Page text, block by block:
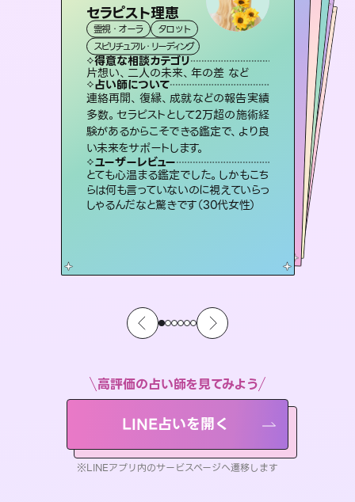
セラピスト理恵
霊視・オーラ
タロット
スピリチュアル・リーディング
得意な相談カテゴリ
片想い、二人の未来、年の差 など
占い師について
連絡再開、復縁、成就などの報告実績
多数。セラピストとして2万超の施術経
験があるからこそできる鑑定で、より良
い未来をサポートします。
ユーザーレビュー
とても心温まる鑑定でした。しかもこち
らは何も言っていないのに視えていらっ
しゃるんだなと驚きです（30代女性）
未来視師＊花
霊視・オーラ 心理学
スピリチュアル・リーディング
得意な相談カテゴリ
出逢い、片想い、復縁 など
占い師について
未来には何パターンもの選択肢があり
ます。不安で視えにくくなっているあな
たの素敵な未来を見つけ、その未来を
選択できるようアドバイスします。
ユーザーレビュー
職場の人の性質や人間関係、本心など
本当によく視えていてびっくり。対策が
打てて前向きになれます（40代）
桃源珠羽（とうげんみう）
霊視・オーラ
スピリチュアル・リーディング
得意な相談カテゴリ
片想い、あの人の気持ち、復縁 など
占い師について
恋愛のお悩みの中でも特に「曖昧な関
係」の相談を得意としており、友達以上
恋人未満なお相手との今後や本音を丁
寧に読み解き恋愛成就へと導きます。
ユーザーレビュー
鑑定していただいてアドバイス通りに行
動すると仲が復活してきました。ありが
とうございました（40代 女性）
彗望（すいぼう
霊視・オーラ
スピリチュアル・リーディング
得意な相談カテゴリ
片想い、あの人の気持ち、復縁 など
占い師について
3,700年以上の歴史を持つ東洋最古の占術「易占」で詳細まで占い、幸せへ向かう道筋を示します。厳しい結果にも具体的な対策をお伝えします。
ユーザーレビュー
複雑な背景もしっかり聞いて鑑定して
いただけました。気持ちが楽になりまし
た（50代 女性）
アイリス -iris-
西洋占星術
ルーン
得意な相談カテゴリ
恋愛総合、片想い、二人の未来 など
占い師について
復縁、恋愛、不倫の行方、同性愛や片
思い、仕事関係や借金問題まで知りた
いことや心の負担になっていることを
紐解き、背中をそっと押して導きます。
ユーザーレビュー
安心感のあり、言い切ってくれる所や濁
さない鑑定のおかげで、毎回自分の気
持ちを整えられます（30代 男性）
おう 霊感オラクル
霊視・オーラ
オラクルカード
得意な相談カテゴリ
恋愛総合、あの人の気持ち など
占い師について
霊視×オラクルカードを使って「今」と
「未来」そして「気になるあの人の気持
ち」まで丁寧に読み解き、恋や人生のヒ
ントを優しく引き出します。
ユーザーレビュー
不安な気持ちが嘘みたいに晴れまし
た…！よく視えていらっしゃるんだなと
感じました（40代 女性）
高評価の占い師を見てみよう
LINE占いを開く
※LINEアプリ内のサービスページへ遷移します